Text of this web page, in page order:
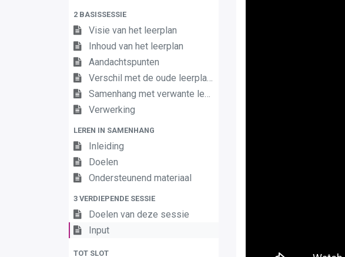
2 BASISSESSIE
Visie van het leerplan
Inhoud van het leerplan
Aandachtspunten
Verschil met de oude leerplannen
Samenhang met verwante leerplannen
Verwerking
LEREN IN SAMENHANG
Inleiding
Doelen
Ondersteunend materiaal
3 VERDIEPENDE SESSIE
Doelen van deze sessie
Input
TOT SLOT